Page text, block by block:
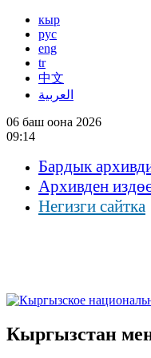
кыр
рус
eng
tr
中文
العربية
06 баш оона 2026
09:14
Бардык
Архивден
Негизги сайтка
Кыргызстан